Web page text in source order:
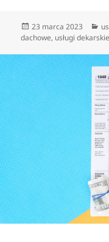
Data
publikacji
23 marca 2023
dachowe, usługi dekarskie